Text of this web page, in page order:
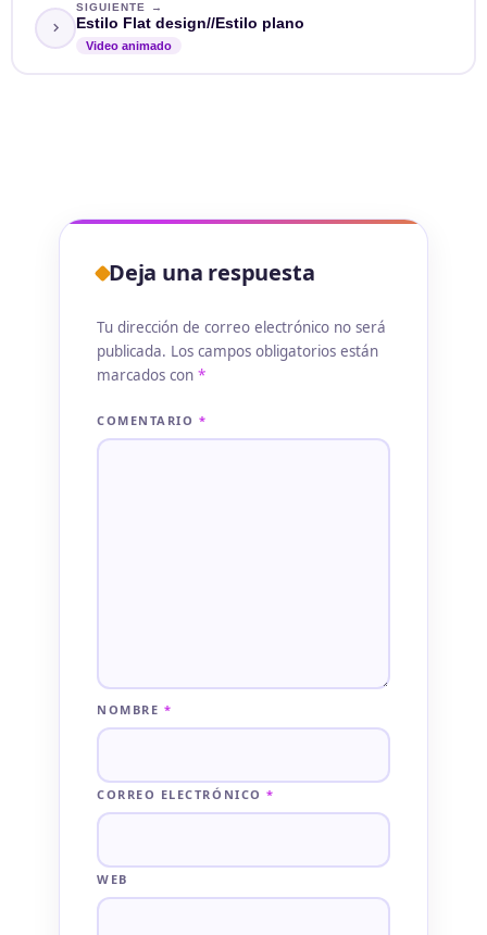
SIGUIENTE →
Estilo Flat design//Estilo plano
Video animado
Deja una respuesta
Tu dirección de correo electrónico no será
publicada. Los campos obligatorios están
marcados con *
COMENTARIO *
NOMBRE *
CORREO ELECTRÓNICO*
WEB